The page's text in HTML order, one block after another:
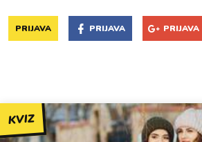
PRIJAVA PRIJAVA PRIJAVA
KVIZ